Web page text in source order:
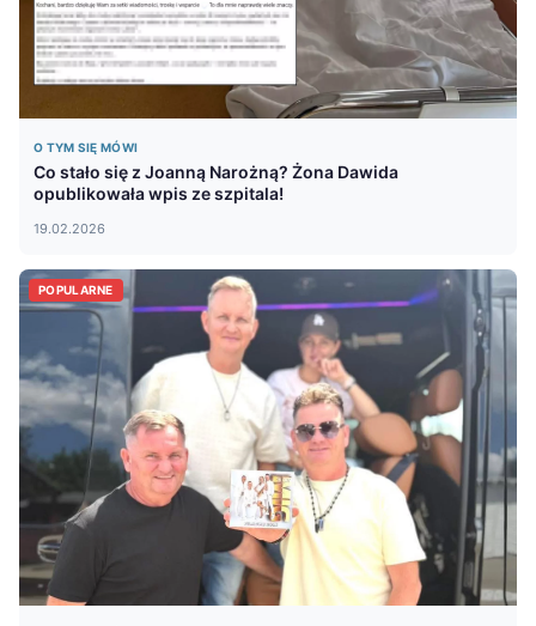
O TYM SIĘ MÓWI
Co stało się z Joanną Narożną? Żona Dawida
opublikowała wpis ze szpitala!
19.02.2026
POPULARNE